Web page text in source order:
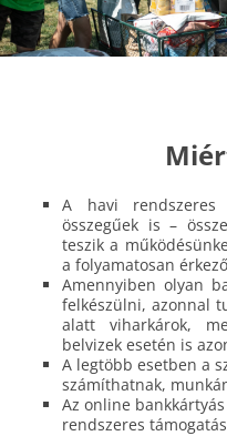
A havi rendszeres
összegűek is –
teszik a
a folyamatosan
Amennyiben olyan
felkészülni, azonnal
alatt viharkárok,
belvizek esetén is
A legtöbb esetben a
számíthatnak,
Az online
rendszeres